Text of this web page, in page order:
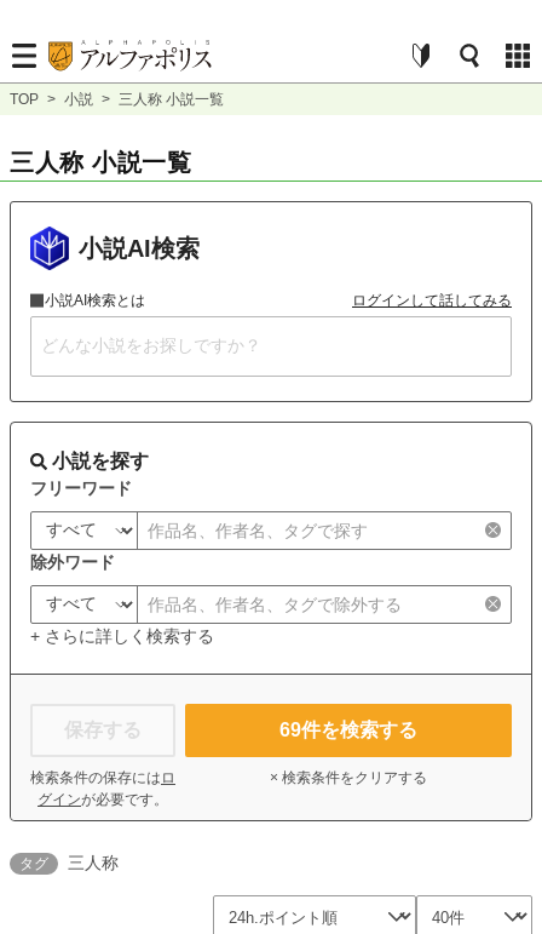
TOP > 小説 > 三人称 小説一覧
三人称 小説一覧
小説AI検索
小説AI検索とは ログインして話してみる
小説を探す
フリーワード
除外ワード
+ さらに詳しく検索する
保存する
検索条件の保存には ロ
グインが必要です。
69件を検索する
× 検索条件をクリアする
タグ 三人称